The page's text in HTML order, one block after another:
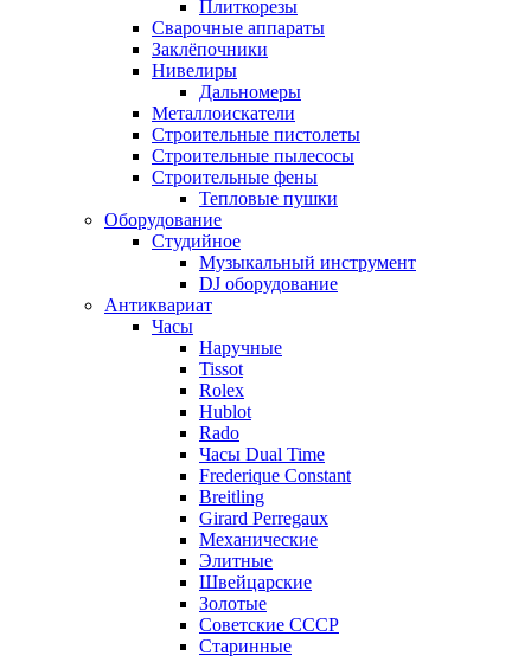
Плиткорезы
Сварочные аппараты
Заклёпочники
Нивелиры
Дальномеры
Металлоискатели
Строительные пистолеты
Строительные пылесосы
Строительные фены
Тепловые пушки
Оборудование
Студийное
Музыкальный инструмент
DJ оборудование
Антиквариат
Часы
Наручные
Tissot
Rolex
Hublot
Rado
Часы Dual Time
Frederique Constant
Breitling
Girard Perregaux
Механические
Элитные
Швейцарские
Золотые
Советские СССР
Старинные